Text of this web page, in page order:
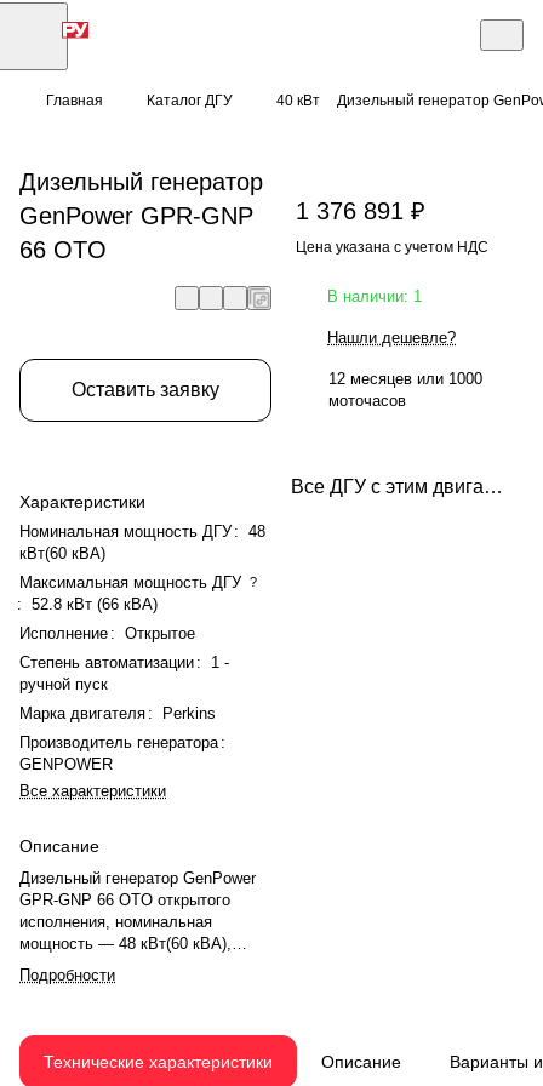
Главная Каталог ДГУ 40 кВт Дизельный генератор
Дизельный генератор
GenPower GPR-GNP
66 OTO
Оставить заявку
Характеристики
Номинальная мощность ДГУ : 48
кВт(60 кВА)
Максимальная мощность ДГУ ?
: 52.8 кВт (66 кВА)
Исполнение : Открытое
Степень автоматизации :
1 -
ручной пуск
Марка двигателя :
Perkins
Производитель генератора :
GENPOWER
Все характеристики
Описание
Дизельный генератор GenPower
GPR-GNP 66 OTO открытого
исполнения, номинальная
мощность — 48 кВт(60 кВА),
максимальная — 52.8 кВт (66
кВА). Двигатель Perkins 1103A-
регулятором оборотов. Объём
двигателя — 3.3 л. Система
Подробности
1 376 891 ₽
Цена указана с учетом НДС
В наличии: 1
Нашли дешевле?
12 месяцев или 1000
моточасов
Все ДГУ с этим двигателем
Технические характеристики Описание Варианты